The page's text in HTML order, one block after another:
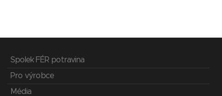
Spolek FÉR potravina
Pro výrobce
Média